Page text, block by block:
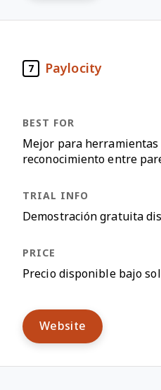
7 Paylocity
Mejor para herramientas
reconocimiento entre
Demostración gratuita
Precio disponible bajo
Website